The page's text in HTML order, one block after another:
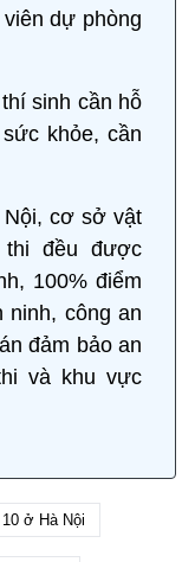
dự phòng
sinh cần hỗ
khỏe, cần
cơ sở vật
đều được
100% điểm
công an
đảm bảo an
và khu vực
ở Hà Nội